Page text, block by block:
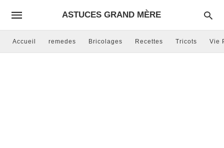
ASTUCES GRAND MÈRE
Accueil remedes Bricolages Recettes Tricots Vie